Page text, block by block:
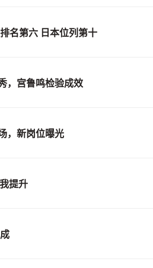
名第六 日本位列第十
，宫鲁鸣检验成效
，新岗位曝光
提升